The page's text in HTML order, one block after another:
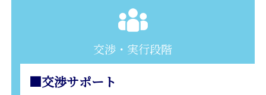
交渉・実行段階
■交渉サポート